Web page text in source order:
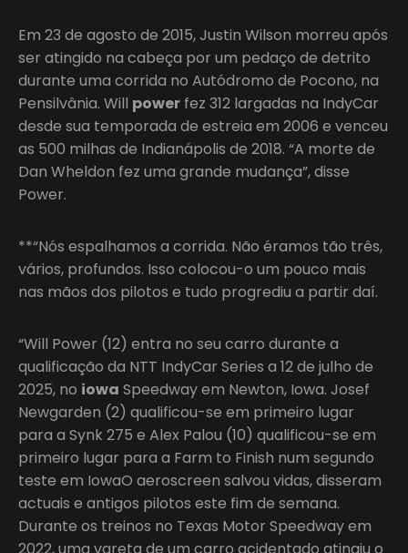
Em 23 de agosto de 2015, Justin Wilson morreu após
ser atingido na cabeça por um pedaço de detrito
durante uma corrida no Autódromo de Pocono, na
Pensilvânia. Will power fez 312 largadas na IndyCar
desde sua temporada de estreia em 2006 e venceu
as 500 milhas de Indianápolis de 2018. “A morte de
Dan Wheldon fez uma grande mudança”, disse
Power.
**“Nós espalhamos a corrida. Não éramos tão três,
vários, profundos. Isso colocou-o um pouco mais
nas mãos dos pilotos e tudo progrediu a partir daí.
“Will Power (12) entra no seu carro durante a
qualificação da NTT IndyCar Series a 12 de julho de
2025, no iowa Speedway em Newton, Iowa. Josef
Newgarden (2) qualificou-se em primeiro lugar
para a Synk 275 e Alex Palou (10) qualificou-se em
primeiro lugar para a Farm to Finish num segundo
teste em IowaO aeroscreen salvou vidas, disseram
actuais e antigos pilotos este fim de semana.
Durante os treinos no Texas Motor Speedway em